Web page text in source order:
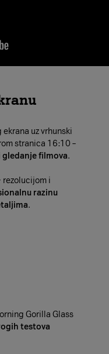
uz vrhunski
stranica 16:10 –
filmova.
rezolucijom i
razinu
.
Gorilla Glass
testova